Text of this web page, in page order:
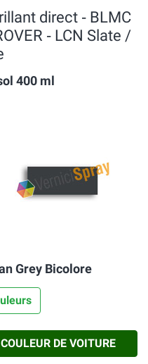
direct ‐ BLMC
‐ LCN Slate /
400 ml
Grey Bicolore
DE VOITURE